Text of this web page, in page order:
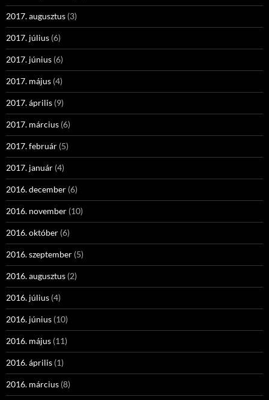
2017. augusztus (3)
2017. július (6)
2017. június (6)
2017. május (4)
2017. április (9)
2017. március (6)
2017. február (5)
2017. január (4)
2016. december (6)
2016. november (10)
2016. október (6)
2016. szeptember (5)
2016. augusztus (2)
2016. július (4)
2016. június (10)
2016. május (11)
2016. április (1)
2016. március (8)